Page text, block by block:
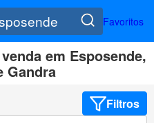
Favoritos
em Esposende,
Gandra
Filtros